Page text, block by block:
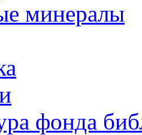
минералы
фонда